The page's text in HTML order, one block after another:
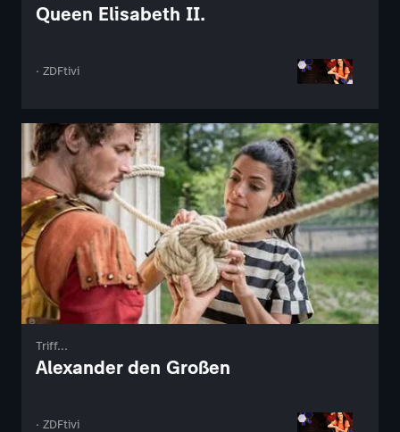
Queen Elisabeth II.
· ZDFtivi
Triff...
Alexander den Großen
· ZDFtivi